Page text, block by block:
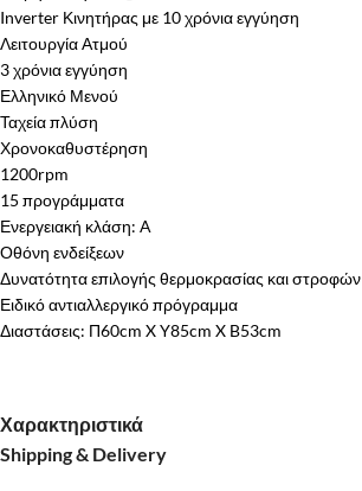
Inverter Κινητήρας με 10 χρόνια εγγύηση
Λειτουργία Ατμού
3 χρόνια εγγύηση
Ελληνικό Μενού
Ταχεία πλύση
Χρονοκαθυστέρηση
1200rpm
15 προγράμματα
Ενεργειακή κλάση: A
Οθόνη ενδείξεων
Δυνατότητα επιλογής θερμοκρασίας και στροφών
Ειδικό αντιαλλεργικό πρόγραμμα
Διαστάσεις: Π60cm X Y85cm X B53cm
Χαρακτηριστικά
Shipping & Delivery